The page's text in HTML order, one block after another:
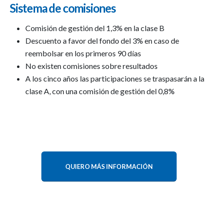
Sistema de comisiones
Comisión de gestión del 1,3% en la clase B
Descuento a favor del fondo del 3% en caso de
reembolsar en los primeros 90 días
No existen comisiones sobre resultados
A los cinco años las participaciones se traspasarán a la
clase A, con una comisión de gestión del 0,8%
QUIERO MÁS INFORMACIÓN